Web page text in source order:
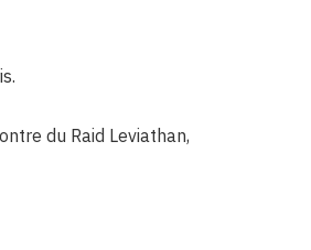
du Raid Leviathan,